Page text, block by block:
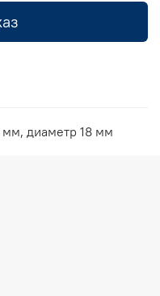
мм, диаметр 18 мм